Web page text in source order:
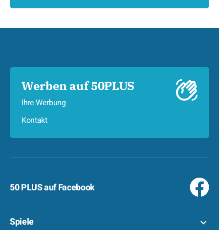
Werben auf 50PLUS
Ihre Werbung
Kontakt
50 PLUS auf Facebook
Spiele